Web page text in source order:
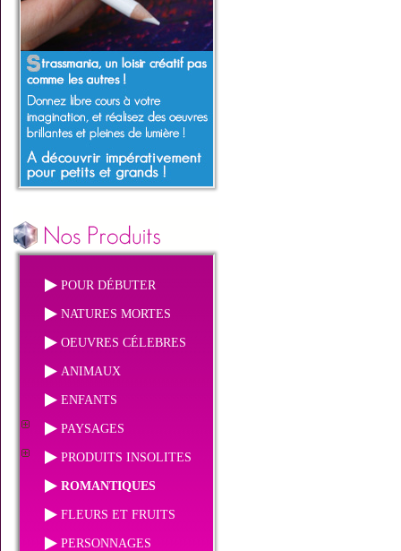
POUR DÉBUTER
NATURES MORTES
OEUVRES CÉLEBRES
ANIMAUX
ENFANTS
PAYSAGES
PRODUITS INSOLITES
ROMANTIQUES
FLEURS ET FRUITS
PERSONNAGES